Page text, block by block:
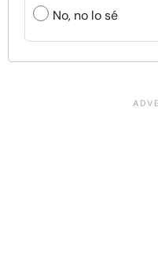
No, no lo sé